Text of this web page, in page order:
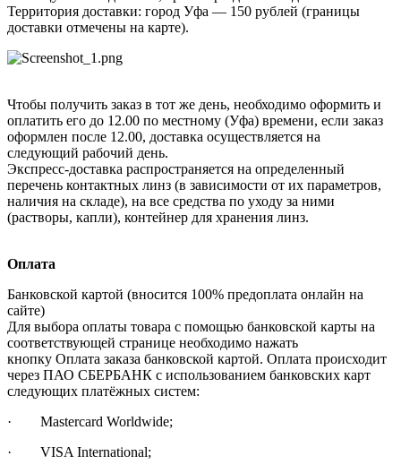
Территория доставки: город Уфа — 150 рублей (границы
доставки отмечены на карте).
Чтобы получить заказ в тот же день, необходимо оформить и
оплатить его до 12.00 по местному (Уфа) времени, если заказ
оформлен после 12.00, доставка осуществляется на
следующий рабочий день.
Экспресс-доставка распространяется на определенный
перечень контактных линз (в зависимости от их параметров,
наличия на складе), на все средства по уходу за ними
(растворы, капли), контейнер для хранения линз.
Оплата
Банковской картой (вносится 100% предоплата онлайн на
сайте)
Для выбора оплаты товара с помощью банковской карты на
соответствующей странице необходимо нажать
кнопку Оплата заказа банковской картой. Оплата происходит
через ПАО СБЕРБАНК с использованием банковских карт
следующих платёжных систем:
· Mastercard Worldwide;
· VISA International;